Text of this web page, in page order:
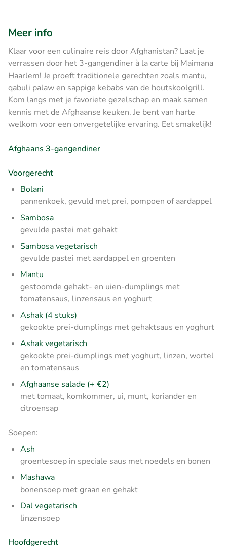
Meer info
Klaar voor een culinaire reis door Afghanistan? Laat je
verrassen door het 3-gangendiner à la carte bij Maimana
Haarlem! Je proeft traditionele gerechten zoals mantu,
qabuli palaw en sappige kebabs van de houtskoolgrill.
Kom langs met je favoriete gezelschap en maak samen
kennis met de Afghaanse keuken. Je bent van harte
welkom voor een onvergetelijke ervaring. Eet smakelijk!
Afghaans 3-gangendiner
Voorgerecht
Bolani
pannenkoek, gevuld met prei, pompoen of aardappel
Sambosa
gevulde pastei met gehakt
Sambosa vegetarisch
gevulde pastei met aardappel en groenten
Mantu
gestoomde gehakt- en uien-dumplings met
tomatensaus, linzensaus en yoghurt
Ashak (4 stuks)
gekookte prei-dumplings met gehaktsaus en yoghurt
Ashak vegetarisch
gekookte prei-dumplings met yoghurt, linzen, wortel
en tomatensaus
Afghaanse salade (+ €2)
met tomaat, komkommer, ui, munt, koriander en
citroensap
Soepen:
Ash
groentesoep in speciale saus met noedels en bonen
Mashawa
bonensoep met graan en gehakt
Dal vegetarisch
linzensoep
Hoofdgerecht